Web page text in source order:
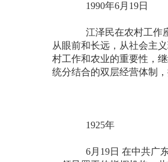
1990年6月19日
江泽民在农村工作座
从眼前和长远，从社会主
村工作和农业的重要性，
统分结合的双层经营体制
1925年
6月19日 在中共广东